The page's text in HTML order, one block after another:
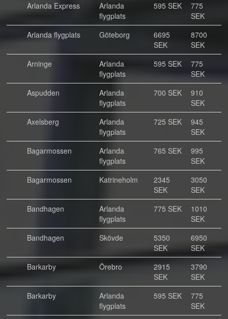
Arlanda Express
Arlanda
flygplats
595 SEK
775
SEK
Arlanda flygplats
Göteborg
6695
SEK
8700
SEK
Arninge
Arlanda
flygplats
595 SEK
775
SEK
Aspudden
Arlanda
flygplats
700 SEK
910
SEK
Axelsberg
Arlanda
flygplats
725 SEK
945
SEK
Bagarmossen
Arlanda
flygplats
765 SEK
995
SEK
Bagarmossen
Katrineholm
2345
SEK
3050
SEK
Bandhagen
Arlanda
flygplats
775 SEK
1010
SEK
Bandhagen
Skövde
5350
SEK
6950
SEK
Barkarby
Örebro
2915
SEK
3790
SEK
Barkarby
Arlanda
flygplats
595 SEK
775
SEK